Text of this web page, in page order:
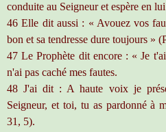
conduite au Seigneur et espère en
46 Elle dit aussi : « Avouez vos
bon et sa tendresse dure toujours »
47 Le Prophète dit encore : « Je
n'ai pas caché mes fautes.
48 J'ai dit : A haute voix je
Seigneur, et toi, tu as pardonné à
31, 5).